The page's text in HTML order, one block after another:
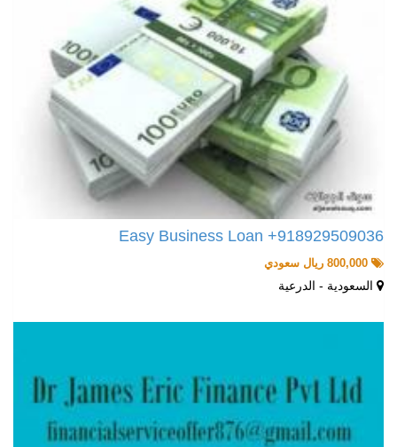
Easy Business Loan +918929509036
السعودية - الدرعية